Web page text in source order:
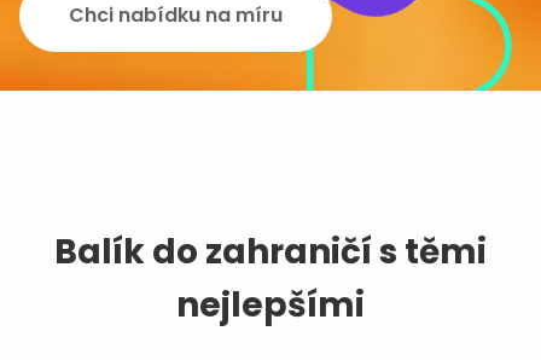
Chci nabídku na míru
Balík do zahraničí s těmi
nejlepšími